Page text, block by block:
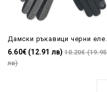
6.60€ (12.91 лв) 10.20€ (19.95
лв)